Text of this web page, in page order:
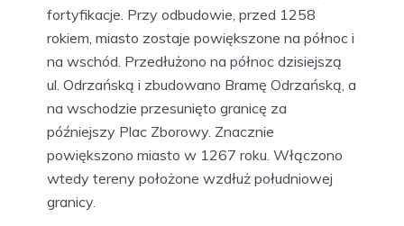
fortyfikacje. Przy odbudowie, przed 1258
rokiem, miasto zostaje powiększone na północ i
na wschód. Przedłużono na północ dzisiejszą
ul. Odrzańską i zbudowano Bramę Odrzańską, a
na wschodzie przesunięto granicę za
późniejszy Plac Zborowy. Znacznie
powiększono miasto w 1267 roku. Włączono
wtedy tereny położone wzdłuż południowej
granicy.